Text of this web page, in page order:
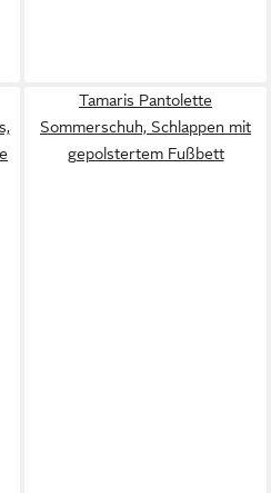
Tamaris Pantolette
Sommerschuh, Schlappen mit
gepolstertem Fußbett